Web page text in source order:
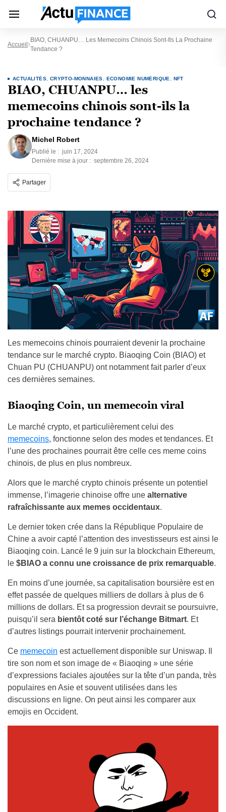
Accueil
BIAO, CHUANPU… Les Memecoins Chinois Sont-Ils La Prochaine
Tendance ?
ACTUALITÉS CRYPTO-MONNAIES ECONOMIE NUMÉRIQUE NFT
BIAO, CHUANPU… les
memecoins chinois sont-ils la
prochaine tendance ?
Michel Robert
Publié le : juin 17, 2024
Dernière mise à jour : septembre 26, 2024
Partager
Les memecoins chinois pourraient devenir la prochaine
tendance sur le marché crypto. Biaoqing Coin (BIAO) et
Chuan PU (CHUANPU) ont notamment fait parler d’eux
ces dernières semaines.
Biaoqing Coin, un memecoin viral
Le marché crypto, et particulièrement celui des
memecoins, fonctionne selon des modes et tendances. Et
l’une des prochaines pourrait être celle ces meme coins
chinois, de plus en plus nombreux.
Alors que le marché crypto chinois présente un potentiel
immense, l’imagerie chinoise offre une alternative
rafraîchissante aux memes occidentaux.
Le dernier token crée dans la République Populaire de
Chine a avoir capté l’attention des investisseurs est ainsi le
Biaoqing coin. Lancé le 9 juin sur la blockchain Ethereum,
le $BIAO a connu une croissance de prix remarquable.
En moins d’une journée, sa capitalisation boursière est en
effet passée de quelques milliers de dollars à plus de 6
millions de dollars. Et sa progression devrait se poursuivre,
puisqu’il sera bientôt coté sur l’échange Bitmart. Et
d’autres listings pourrait intervenir prochainement.
Ce memecoin est actuellement disponible sur Uniswap. Il
tire son nom et son image de « Biaoqing » une série
d’expressions faciales ajoutées sur la tête d’un panda, très
populaires en Asie et souvent utilisées dans les
discussions en ligne. On peut ainsi les comparer aux
emojis en Occident.